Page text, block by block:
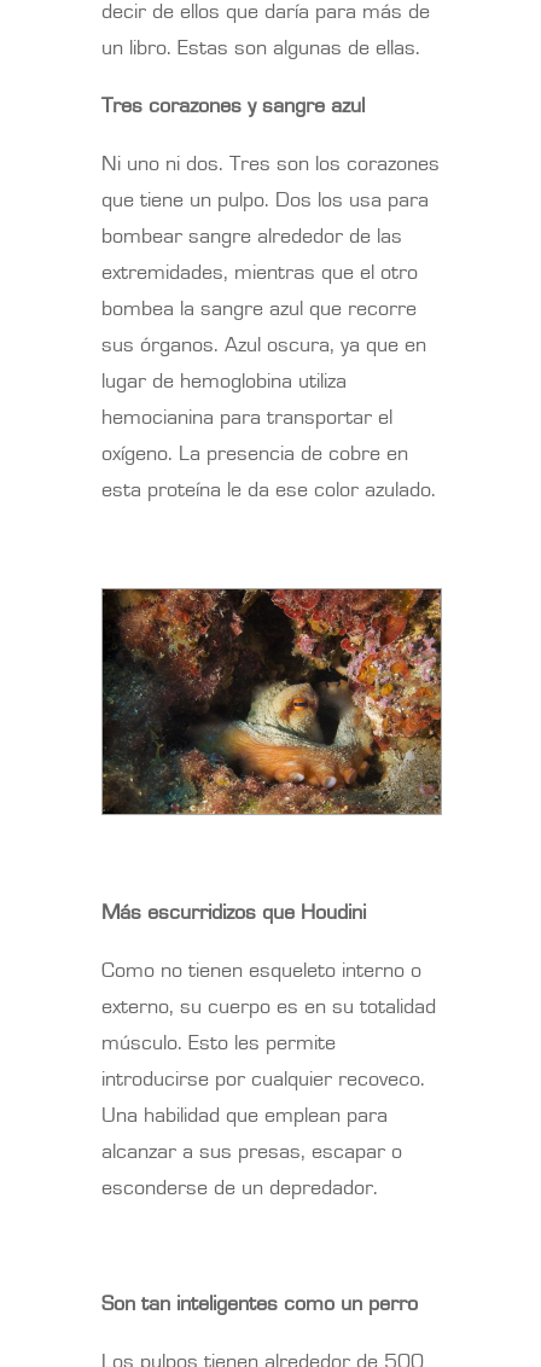
decir de ellos que daría para más de
un libro. Estas son algunas de ellas.
Tres corazones y sangre azul
Ni uno ni dos. Tres son los corazones
que tiene un pulpo. Dos los usa para
bombear sangre alrededor de las
extremidades, mientras que el otro
bombea la sangre azul que recorre
sus órganos. Azul oscura, ya que en
lugar de hemoglobina utiliza
hemocianina para transportar el
oxígeno. La presencia de cobre en
esta proteína le da ese color azulado.
Más escurridizos que Houdini
Como no tienen esqueleto interno o
externo, su cuerpo es en su totalidad
músculo. Esto les permite
introducirse por cualquier recoveco.
Una habilidad que emplean para
alcanzar a sus presas, escapar o
esconderse de un depredador.
Son tan inteligentes como un perro